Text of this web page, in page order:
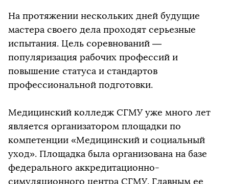
На протяжении нескольких дней будущие
мастера своего дела проходят серьезные
испытания. Цель соревнований —
популяризация рабочих профессий и
повышение статуса и стандартов
профессиональной подготовки.
Медицинский колледж СГМУ уже много лет
является организатором площадки по
компетенции «Медицинский и социальный
уход». Площадка была организована на базе
федерального аккредитационно-
симуляционного центра СГМУ. Главным ее